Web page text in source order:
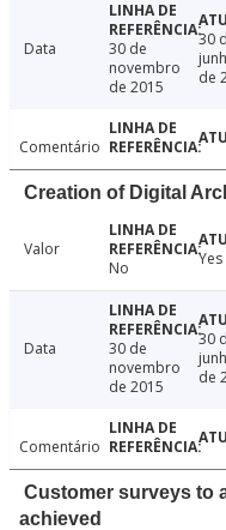
Data
30 de
novembro
de 2015
30
de
Comentário
Creation of Digital
Valor
No
Yes
Data
30 de
novembro
de 2015
30
de
Comentário
Customer surveys to
achieved